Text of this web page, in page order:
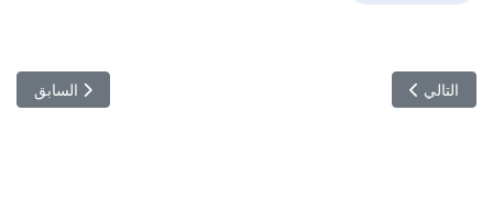
المقال
السابقالمقال التالي: منظومة الدواء على حافة الانهيار: الصيادلة ينهون
التالي